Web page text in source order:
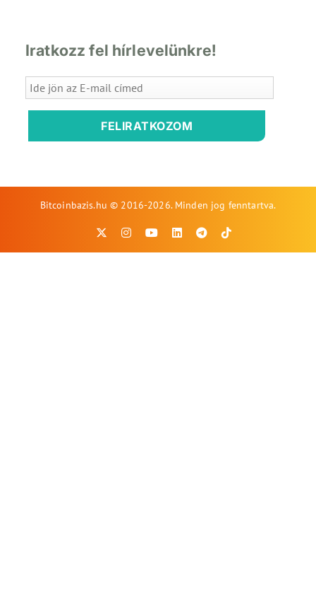
Iratkozz fel hírlevelünkre!
FELIRATKOZOM
Bitcoinbazis.hu © 2016-2026. Minden jog fenntartva.